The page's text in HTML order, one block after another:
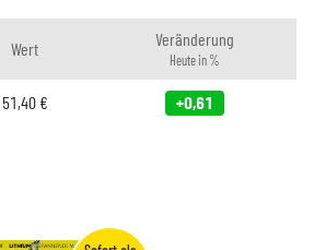
Wert Veränderung
Heute in %
51,40€ +0,61